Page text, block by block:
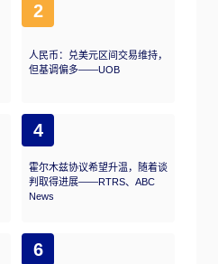
2
人民币：兑美元区间交易维持，
但基调偏多——UOB
4
霍尔木兹协议希望升温，随着谈
判取得进展——RTRS、ABC
News
6